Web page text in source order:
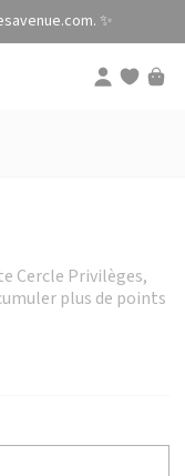
✨
Cercle Privilèges,
plus de points